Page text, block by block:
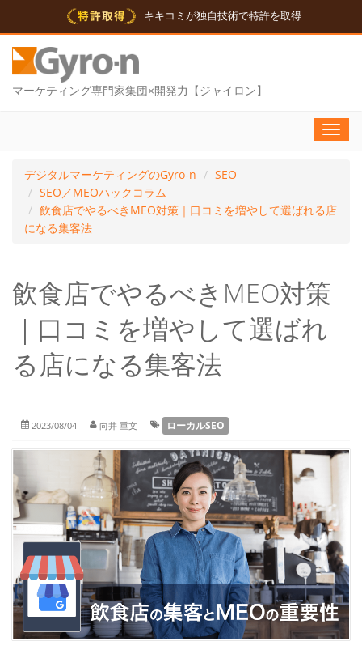
キキコミが独自技術で特許を取得
マーケティング専門家集団×開発力【ジャイロン】
デジタルマーケティングのGyro-n
SEO
SEO／MEOハックコラム
飲食店でやるべきMEO対策｜口コミを増やして選ばれる店
になる集客法
飲食店でやるべきMEO対策
｜口コミを増やして選ばれ
る店になる集客法
2023/08/04 向井 重文 ローカルSEO